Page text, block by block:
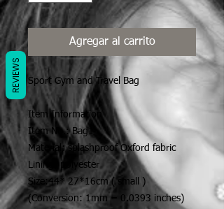
Agregar al carrito
Sport Gym and Travel Bag
Item Information
Item No.: Bag1
Material: splashproof Oxford fabric
Lining: polyester
Size:44* 27*16cm ( small )
(Conversion: 1mm = 0.0393 inches)
REVIEWS